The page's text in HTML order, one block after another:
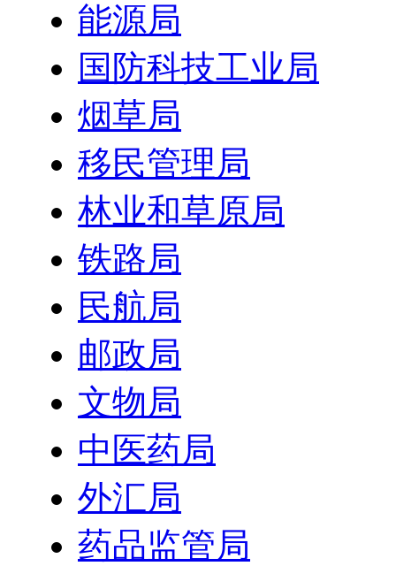
能源局
国防科技工业局
烟草局
移民管理局
林业和草原局
铁路局
民航局
邮政局
文物局
中医药局
外汇局
药品监管局